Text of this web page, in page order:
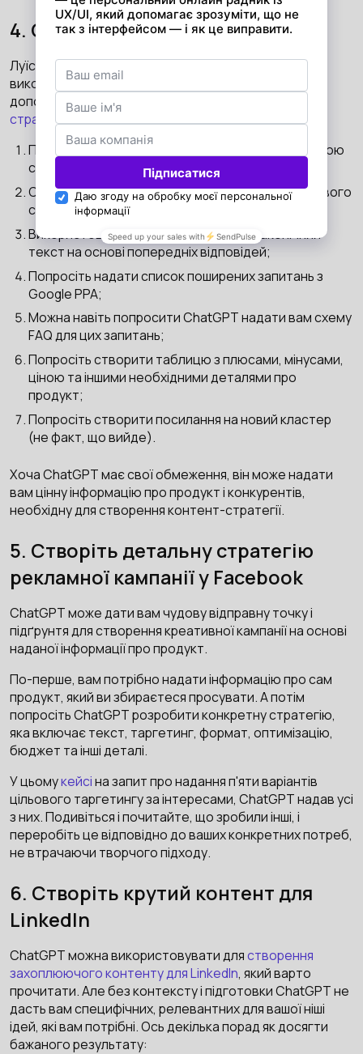
4. Створіть контент-стратегію
Луїсу Сміту вдалося створити кластер контенту
використовуючи цей AI-інструмент. Так, лише за
допомогою ChatGPT можна
стратегію за 7 кроків:
Попросіть список організацій, пов'язаних із певною
сферою;
Створіть тематичний кластер для вашого цільового
споживача;
Використовуючи ChatGPT, створіть лаконічний
текст на основі попередніх відповідей;
Попросіть надати список поширених запитань з
Google PPA;
Можна навіть попросити ChatGPT надати вам схему
FAQ для цих запитань;
Попросіть створити таблицю з плюсами, мінусами,
ціною та іншими необхідними деталями про
продукт;
Попросіть створити посилання на новий кластер
(не факт, що вийде).
Хоча ChatGPT має свої обмеження, він може надати
вам цінну інформацію про продукт і конкурентів,
необхідну для створення контент-стратегії.
5. Створіть детальну стратегію
рекламної кампанії у Facebook
ChatGPT може дати вам чудову відправну точку і
підґрунтя для створення креативної кампанії на основі
наданої інформації про продукт.
По-перше, вам потрібно надати інформацію про сам
продукт, який ви збираєтеся просувати. А потім
попросіть ChatGPT розробити конкретну стратегію,
яка включає текст, таргетинг, формат, оптимізацію,
бюджет та інші деталі.
У цьомукейсіна запит про надання п'яти варіантів
цільового таргетингу за інтересами, ChatGPT надав усі
з них. Подивіться і почитайте, що зробили інші, і
переробіть це відповідно до ваших конкретних потреб,
не втрачаючи творчого підходу.
6. Створіть крутий контент для
LinkedIn
ChatGPT можна використовувати длястворення
захоплюючого контенту для LinkedIn, який варто
прочитати. Але без контексту і підготовки ChatGPT не
дасть вам специфічних, релевантних для вашої ніші
ідей, які вам потрібні. Ось декілька порад як досягти
бажаного результату: